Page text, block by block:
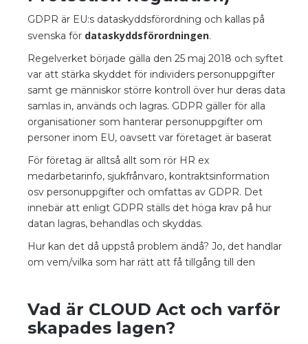
GDPR är EU:s dataskyddsförordning och kallas på
svenska för dataskyddsförordningen.
Regelverket började gälla den 25 maj 2018 och syftet
var att stärka skyddet för individers personuppgifter
samt ge människor större kontroll över hur deras data
samlas in, används och lagras. GDPR gäller för alla
organisationer som hanterar personuppgifter om
personer inom EU, oavsett var företaget är baserat
För företag är alltså allt som rör HR ex
medarbetarinfo, sjukfrånvaro, kontraktsinformation
osv personuppgifter och omfattas av GDPR. Det
innebär att enligt GDPR ställs det höga krav på hur
datan lagras, behandlas och skyddas.
Hur kan det då uppstå problem ändå? Jo, det handlar
om vem/vilka som har rätt att få tillgång till den
Vad är CLOUD Act och varför
skapades lagen?